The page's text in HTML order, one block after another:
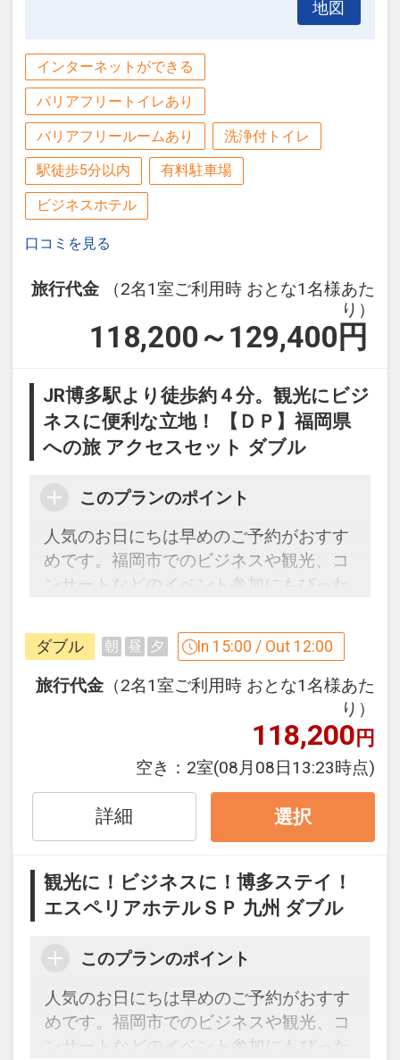
地図
インターネットができる
バリアフリートイレあり
バリアフリールームあり 洗浄付トイレ
駅徒歩5分以内 有料駐車場
ビジネスホテル
口コミを見る
旅行代金
（2名1室ご利用時 おとな1名様あた
り）
118,200～129,400 円
JR博多駅より徒歩約４分。観光にビジ
ネスに便利な立地！ 【ＤＰ】福岡県
への旅 アクセスセット ダブル
このプランのポイント
人気のお日にちは早めのご予約がおすす
めです。福岡市でのビジネスや観光、コ
ンサートなどのイベント参加にもぴった
「食事なしプラン」と「朝食付プラン」
をご用意しています。
【食事条
の項目でご確認のうえ、予約にお進
み下さい。
設定期間：2026年4月1日～2027年3月
31日
インターネットコース番号：DP-1-
17323988
ダブル 朝 昼 夕 In 15:00 / Out 12:00
旅行代金 （2名1室ご利用時 おとな1名様あた
り）
118,200円
空き： 2室(08月08日13:23時点)
詳細 選択
観光に！ビジネスに！博多ステイ！
エスペリアホテルＳＰ 九州 ダブル
このプランのポイント
人気のお日にちは早めのご予約がおすす
めです。福岡市でのビジネスや観光、コ
ンサートなどのイベント参加にもぴった